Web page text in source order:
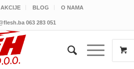
AKCIJE BLOG O NAMA
063 283 051